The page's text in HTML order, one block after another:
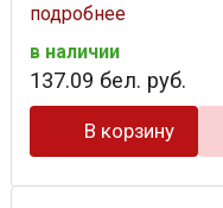
подробнее
в наличии
137.09 бел. руб.
В корзину